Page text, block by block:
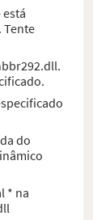
Tente
do
* na